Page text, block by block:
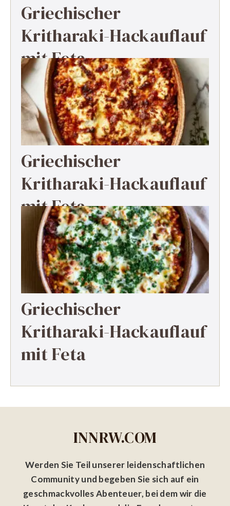
Griechischer
Kritharaki-Hackauflauf
mit Feta
Griechischer
Kritharaki-Hackauflauf
mit Feta
Griechischer
Kritharaki-Hackauflauf
mit Feta
INNRW.COM
Werden Sie Teil unserer leidenschaftlichen
Community und begeben Sie sich auf ein
geschmackvolles Abenteuer, bei dem wir die